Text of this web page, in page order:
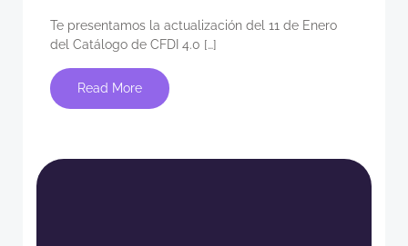
Te presentamos la actualización del 11 de Enero
del Catálogo de CFDI 4.0 […]
Read More